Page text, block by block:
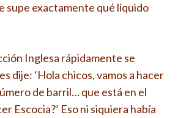
supe exactamente qué líquido
Inglesa rápidamente se
dije: ‘Hola chicos, vamos a hacer
de barril… que está en el
Escocia?’ Eso ni siquiera había